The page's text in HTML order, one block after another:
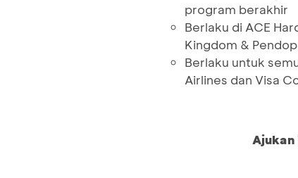
program berakhir
Berlaku di ACE
Kingdom &
Berlaku untuk
Airlines dan Visa